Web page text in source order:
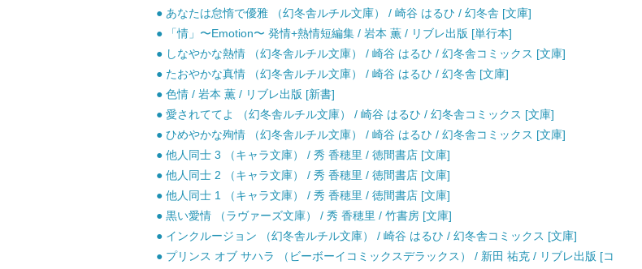
● あなたは怠惰で優雅 （幻冬舎ルチル文庫） / 崎谷 はるひ / 幻冬舎 [文庫]
● 「情」〜Emotion〜 発情+熱情短編集 / 岩本 薫 / リブレ出版 [単行本]
● しなやかな熱情 （幻冬舎ルチル文庫） / 崎谷 はるひ / 幻冬舎コミックス [文庫]
● たおやかな真情 （幻冬舎ルチル文庫） / 崎谷 はるひ / 幻冬舎 [文庫]
● 色情 / 岩本 薫 / リブレ出版 [新書]
● 愛されててよ （幻冬舎ルチル文庫） / 崎谷 はるひ / 幻冬舎コミックス [文庫]
● ひめやかな殉情 （幻冬舎ルチル文庫） / 崎谷 はるひ / 幻冬舎コミックス [文庫]
● 他人同士 3 （キャラ文庫） / 秀 香穂里 / 徳間書店 [文庫]
● 他人同士 2 （キャラ文庫） / 秀 香穂里 / 徳間書店 [文庫]
● 他人同士 1 （キャラ文庫） / 秀 香穂里 / 徳間書店 [文庫]
● 黒い愛情 （ラヴァーズ文庫） / 秀 香穂里 / 竹書房 [文庫]
● インクルージョン （幻冬舎ルチル文庫） / 崎谷 はるひ / 幻冬舎コミックス [文庫]
● プリンス オブ サハラ （ビーボーイコミックスデラックス） / 新田 祐克 / リブレ出版 [コ